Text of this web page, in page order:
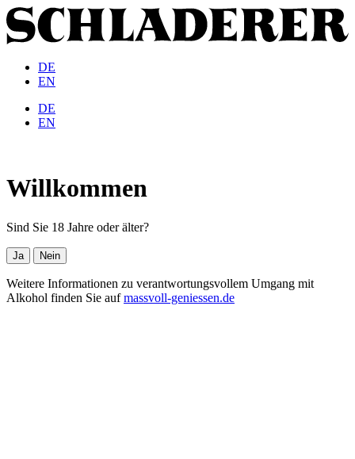
DE
EN
DE
EN
Willkommen
Sind Sie 18 Jahre oder älter?
Ja Nein
Weitere Informationen zu verantwortungsvollem Umgang mit
Alkohol finden Sie aufmassvoll-geniessen.de